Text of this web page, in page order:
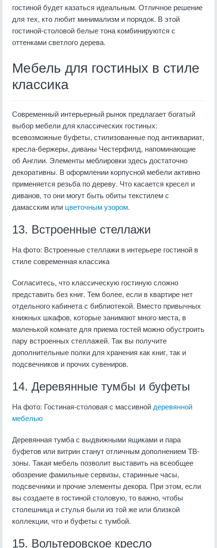
гостиной будет казаться идеальным. Отличное решение
для тех, кто любит минимализм и порядок. В этой
гостиной-столовой белые тона комбинируются с
оттенками светлого дерева.
Мебель для гостиных в стиле
классика
Современный интерьерный рынок предлагает богатый
выбор мебели для классических гостиных:
всевозможные буфеты, стилизованные под антиквариат,
кресла-бержеры, диваны Честерфилд, напоминающие
об Англии. Элементы меблировки здесь достаточно
декоративны. В оформлении корпусной мебели активно
применяется резьба по дереву. Что касается кресел и
диванов, то они могут быть обиты текстилем с
дамасским или цветочным узором.
13. Встроенные стеллажи
На фото: Встроенные стеллажи в интерьере гостиной в
стиле современная классика
Согласитесь, что классическую гостиную сложно
представить без книг. Тем более, если в квартире нет
отдельного кабинета с библиотекой. Вместо привычных
книжных шкафов, которые занимают много места, в
маленькой комнате для приема гостей можно обустроить
пару встроенных стеллажей. Так вы получите
дополнительные полки для хранения как книг, так и
подсвечников и прочих сувениров.
14. Деревянные тумбы и буфеты
На фото: Гостиная-столовая с массивной деревянной
мебелью
Деревянная тумба с выдвижными ящиками и пара
буфетов или витрин станут отличным дополнением ТВ-
зоны. Такая мебель позволит выставить на всеобщее
обозрение фамильные сервизы, старинные часы,
подсвечники и прочие элементы декора. При этом, если
вы создаете в гостиной столовую, то важно, чтобы
столешница и стулья были из той же или близкой
коллекции, что и буфеты с тумбой.
15. Вольтеровское кресло